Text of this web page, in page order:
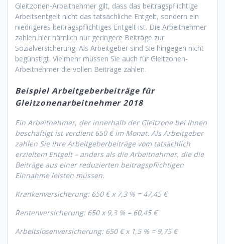
Gleitzonen-Arbeitnehmer gilt, dass das beitragspflichtige
Arbeitsentgelt nicht das tatsächliche Entgelt, sondern ein
niedrigeres beitragspflichtiges Entgelt ist. Die Arbeitnehmer
zahlen hier nämlich nur geringere Beiträge zur
Sozialversicherung. Als Arbeitgeber sind Sie hingegen nicht
begünstigt. Vielmehr müssen Sie auch für Gleitzonen-
Arbeitnehmer die vollen Beiträge zahlen.
Beispiel Arbeitgeberbeiträge für
Gleitzonenarbeitnehmer 2018
Ein Arbeitnehmer, der innerhalb der Gleitzone bei Ihnen
beschäftigt ist verdient 650 € im Monat. Als Arbeitgeber
zahlen Sie Ihre Arbeitgeberbeiträge vom tatsächlich
erzieltem Entgelt – anders als die Arbeitnehmer, die die
Beiträge aus einer reduzierten beitragspflichtigen
Einnahme leisten müssen.
Krankenversicherung: 650 € x 7,3 % = 47,45 €
Rentenversicherung: 650 x 9,3 % = 60,45 €
Arbeitslosenversicherung: 650 € x 1,5 % = 9,75 €